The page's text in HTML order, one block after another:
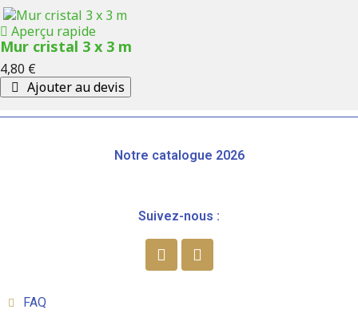
Aperçu rapide
Mur cristal 3 x 3 m
Prix
4,80 €
Ajouter au devis
Notre catalogue 2026
Suivez-nous :
FAQ